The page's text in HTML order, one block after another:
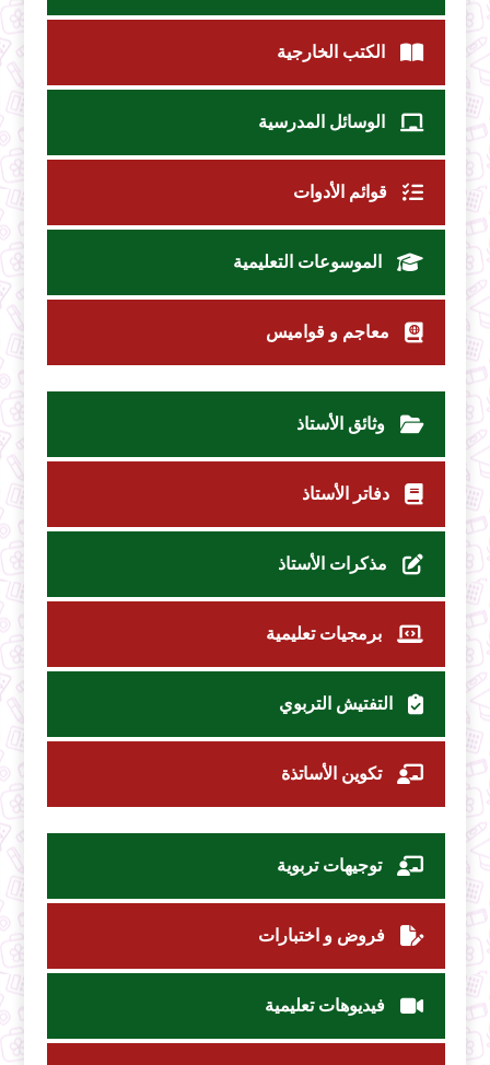
الكتب الخارجية
الوسائل المدرسية
قوائم الأدوات
الموسوعات التعليمية
معاجم و قواميس
وثائق الأستاذ
دفاتر الأستاذ
مذكرات الأستاذ
برمجيات تعليمية
التفتيش التربوي
تكوين الأساتذة
توجيهات تربوية
فروض و اختبارات
فيديوهات تعليمية